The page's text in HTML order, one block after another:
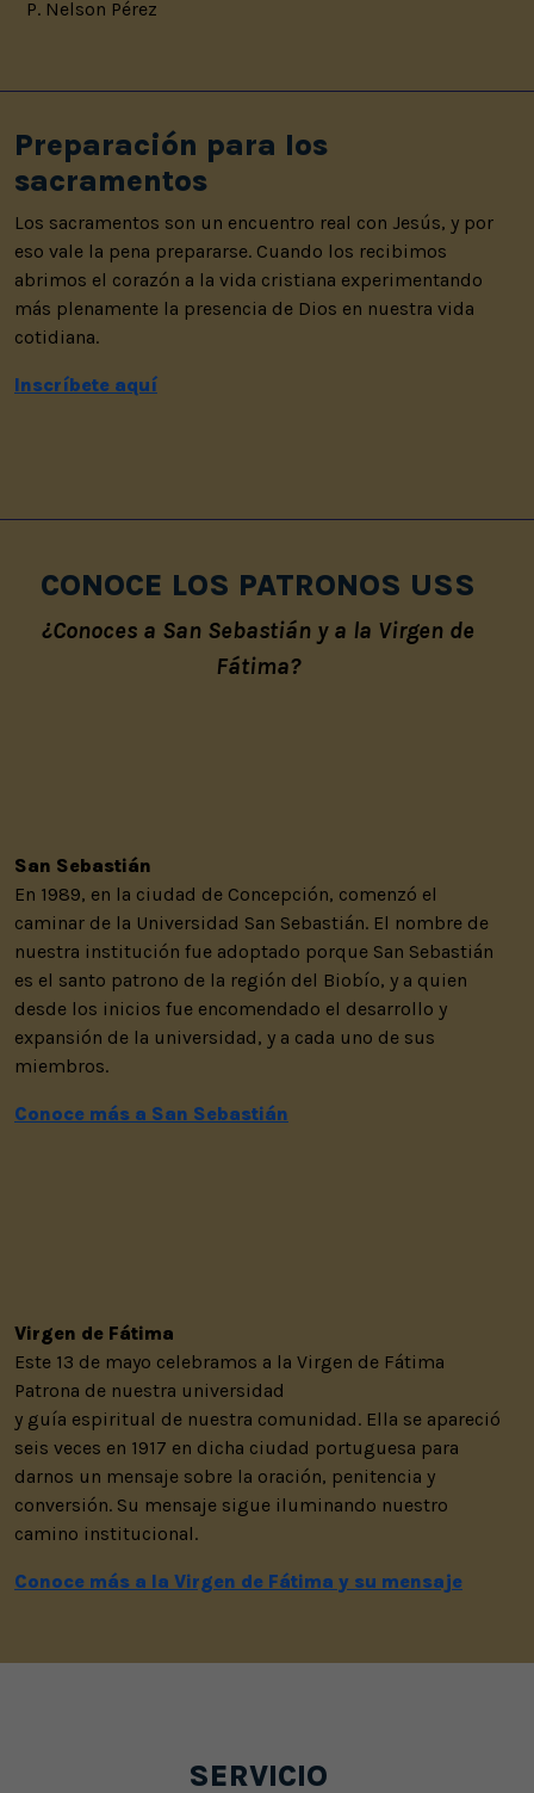
P. Nelson Pérez
Preparación para los
sacramentos
Los sacramentos son un encuentro real con Jesús, y por
eso vale la pena prepararse. Cuando los recibimos
abrimos el corazón a la vida cristiana experimentando
más plenamente la presencia de Dios en nuestra vida
cotidiana.
Inscríbete aquí
CONOCE LOS PATRONOS USS
¿Conoces a San Sebastián y a la Virgen de
Fátima?
San Sebastián
En 1989, en la ciudad de Concepción, comenzó el
caminar de la Universidad San Sebastián. El nombre de
nuestra institución fue adoptado porque San Sebastián
es el santo patrono de la región del Biobío, y a quien
desde los inicios fue encomendado el desarrollo y
expansión de la universidad, y a cada uno de sus
miembros.
Conoce más a San Sebastián
Virgen de Fátima
Este 13 de mayo celebramos a la Virgen de Fátima
Patrona de nuestra universidad
y guía espiritual de nuestra comunidad. Ella se apareció
seis veces en 1917 en dicha ciudad portuguesa para
darnos un mensaje sobre la oración, penitencia y
conversión. Su mensaje sigue iluminando nuestro
camino institucional.
Conoce más a la Virgen de Fátima y su mensaje
SERVICIO